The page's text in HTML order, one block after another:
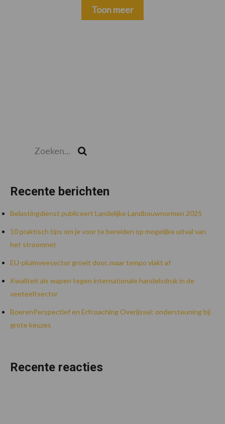
Toon meer
Recente berichten
Belastingdienst publiceert Landelijke Landbouwnormen 2025
10 praktisch tips om je voor te bereiden op mogelijke uitval van
het stroomnet
EU-pluimveesector groeit door, maar tempo vlakt af
Kwaliteit als wapen tegen internationale handelsdruk in de
veeteeltsector
BoerenPerspectief en Erfcoaching Overijssel: ondersteuning bij
grote keuzes
Recente reacties